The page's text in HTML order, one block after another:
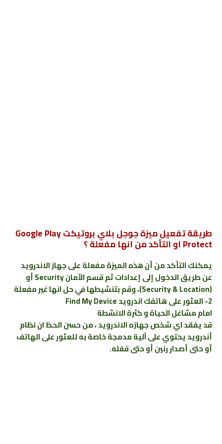
طريقة تفعيل ميزة جوجل بلاي بروتيكت Google Play
Protect او التأكد من انها مفعلة ؟
يمكنك التأكد من أن هذه الميزة مفعلة على جهاز الاندرويد
عن طريق الدخول إلى إعدادات ثم قسم الأمان Security أو
(Security & Location)، وقم بتنشيطها في حل انها غير مفعلة
2- العثور على هاتفك اندرويد Find My Device
امام مشاغل الحياة و كثرة الانشطة
قد يفقد اي شخص جهازه الاندرويد ، من حسن الحظ ان نظام
أندرويد يحتوي على آلية مدمجة خاصة به للعثور على الهاتف
أو حتى أصدار رنين أو حتى قفله.